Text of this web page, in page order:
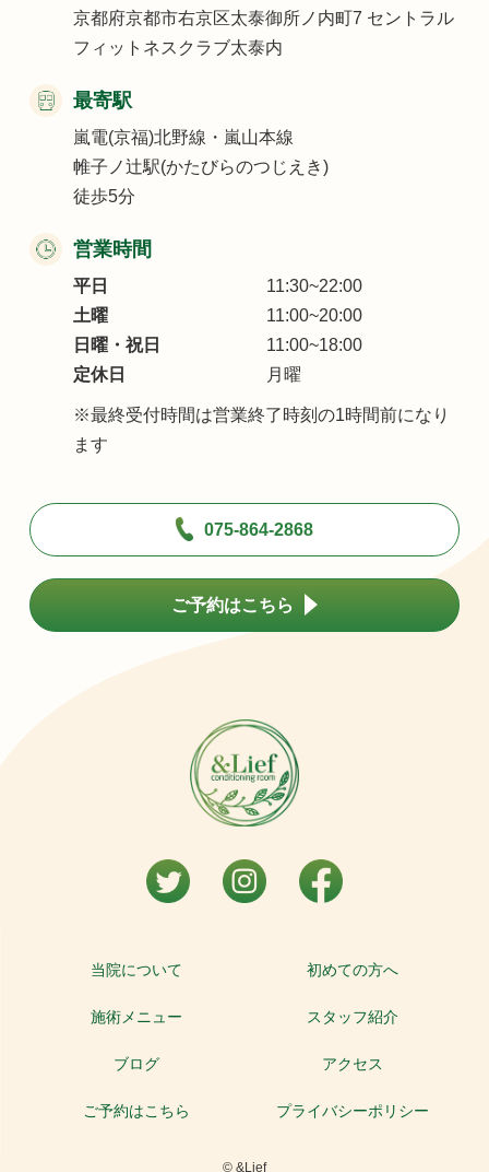
京都府京都市右京区太泰御所ノ内町7 セントラル
フィットネスクラブ太泰内
最寄駅
嵐電(京福)北野線・嵐山本線
帷子ノ辻駅(かたびらのつじえき)
徒歩5分
営業時間
平日
11:30~22:00
土曜
11:00~20:00
日曜・祝日
11:00~18:00
定休日
月曜
※最終受付時間は営業終了時刻の1時間前になり
ます
075-864-2868
ご予約はこちら
当院について 初めての方へ
施術メニュー スタッフ紹介
ブログ アクセス
ご予約はこちら プライバシーポリシー
© &Lief